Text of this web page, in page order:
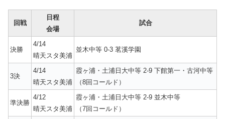
回戦
日程
会場
試合
決勝
4/14
晴天スタ美浦
並木中等 0-3 茗溪学園
3決
4/14
晴天スタ美浦
霞ヶ浦・土浦日大中等 2-9 下館第一・古河中等
（8回コールド）
準決勝
4/12
晴天スタ美浦
霞ヶ浦・土浦日大中等 2-9 並木中等
（7回コールド）